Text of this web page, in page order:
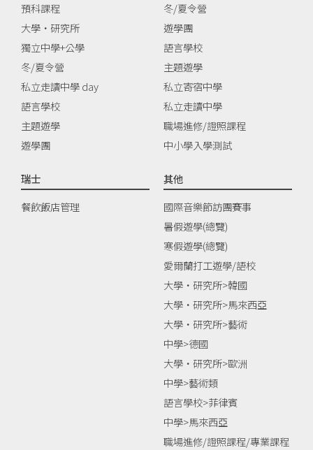
預科課程
大學‧研究所
獨立中學+公學
冬/夏令營
私立走讀中學 day
語言學校
主題遊學
遊學團
冬/夏令營
遊學團
語言學校
主題遊學
私立寄宿中學
私立走讀中學
職場進修/證照課程
中小學入學測試
瑞士
餐飲飯店管理
其他
國際音樂節訪團賽事
暑假遊學(總覽)
寒假遊學(總覽)
愛爾蘭打工遊學/語校
大學‧研究所>韓國
大學‧研究所>馬來西亞
大學‧研究所>藝術
中學>德國
大學‧研究所>歐洲
中學>藝術類
語言學校>菲律賓
中學>馬來西亞
職場進修/證照課程/專業課程